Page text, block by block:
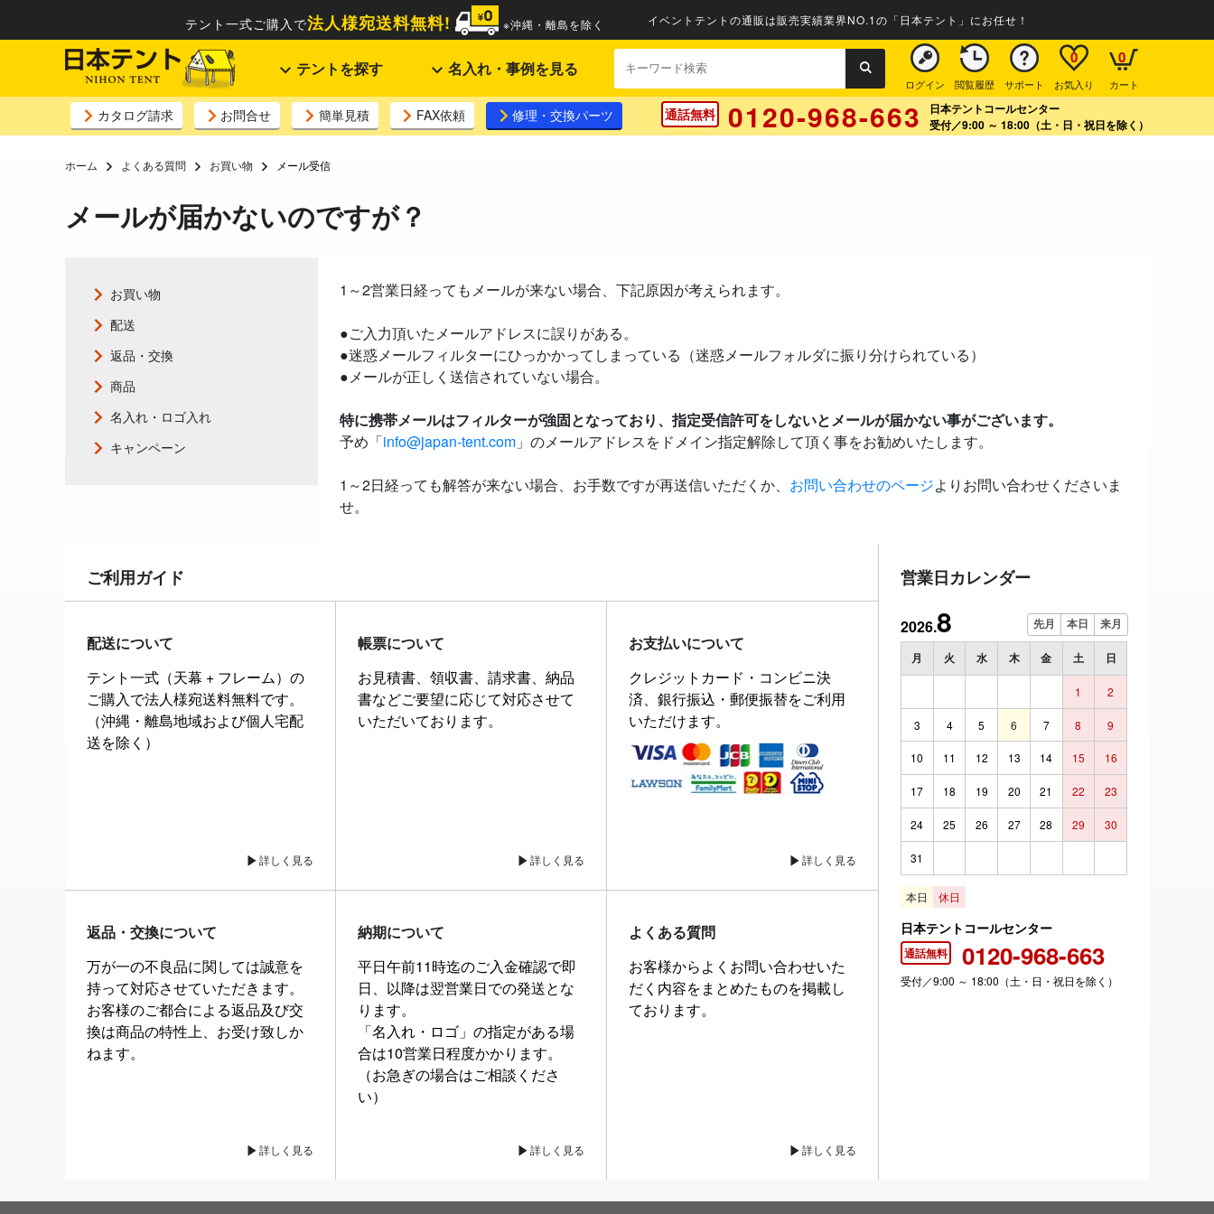
イベントテントの通販は販売実績業界NO.1の「日本テント」にお任せ！
テント一式ご購入で法人様宛送料無料! ※沖縄・離島を除く
テントを探す 名入れ・事例を見る
ログイン 閲覧履歴 サポート お気入り
0
カート
0
カタログ請求 お問合せ 簡単見積 FAX依頼 修理・交換パーツ 通話無料 0120-968-663
日本テントコールセンター
受付／9:00 ～ 18:00（土・日・祝日を除く）
ホーム よくある質問 お買い物 メール受信
メールが届かないのですが？
お買い物
配送
返品・交換
商品
名入れ・ロゴ入れ
キャンペーン
1～2営業日経ってもメールが来ない場合、下記原因が考えられます。
●ご入力頂いたメールアドレスに誤りがある。
●迷惑メールフィルターにひっかかってしまっている（迷惑メールフォルダに振り分けられている）
●メールが正しく送信されていない場合。
特に携帯メールはフィルターが強固となっており、指定受信許可をしないとメールが届かない事がございます。
予め「info@japan-tent.com 」のメールアドレスをドメイン指定解除して頂く事をお勧めいたします。
1～2日経っても解答が来ない場合、お手数ですが再送信いただくか、 お問い合わせのページよりお問い合わせくださいま
せ。
ご利用ガイド 営業日カレンダー
2026.8 先月 本日 来月
月 火 水 木 金 土 日
1 2
3 4 5 6 7 8 9
10 11 12 13 14 15 16
17 18 19 20 21 22 23
24 25 26 27 28 29 30
31
本日 休日
日本テントコールセンター
通話無料 0120-968-663
受付／9:00 ～ 18:00（土・日・祝日を除く）
配送について
テント一式（天幕 + フレーム）の
ご購入で法人様宛送料無料です。
（沖縄・離島地域および個人宅配
送を除く）
詳しく見る
帳票について
お見積書、領収書、請求書、納品
書などご要望に応じて対応させて
いただいております。
詳しく見る
お支払いについて
クレジットカード・コンビニ決
済、銀行振込・郵便振替をご利用
いただけます。
詳しく見る
返品・交換について
万が一の不良品に関しては誠意を
持って対応させていただきます。
お客様のご都合による返品及び交
換は商品の特性上、お受け致しか
ねます。
詳しく見る
納期について
平日午前11時迄のご入金確認で即
日、以降は翌営業日での発送とな
ります。
「名入れ・ロゴ」の指定がある場
合は10営業日程度かかります。
（お急ぎの場合はご相談くださ
い）
詳しく見る
よくある質問
お客様からよくお問い合わせいた
だく内容をまとめたものを掲載し
ております。
詳しく見る